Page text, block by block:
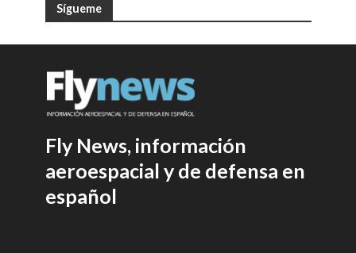
Sígueme
Fly News, información
aeroespacial y de defensa en
español